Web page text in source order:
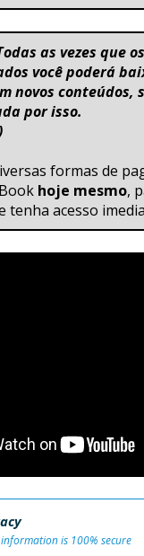
as vezes que
você poderá
novos conteúdos,
por isso.
formas de
hoje mesmo
tenha acesso
is 100% secure